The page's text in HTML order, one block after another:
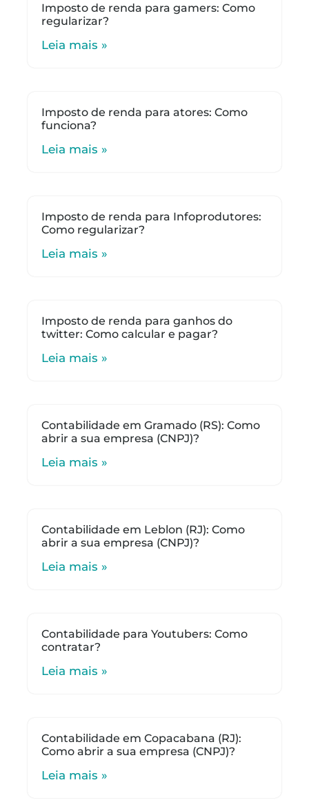
Imposto de renda para gamers: Como
regularizar?
Leia mais »
Imposto de renda para atores: Como
funciona?
Leia mais »
Imposto de renda para Infoprodutores:
Como regularizar?
Leia mais »
Imposto de renda para ganhos do
twitter: Como calcular e pagar?
Leia mais »
Contabilidade em Gramado (RS): Como
abrir a sua empresa (CNPJ)?
Leia mais »
Contabilidade em Leblon (RJ): Como
abrir a sua empresa (CNPJ)?
Leia mais »
Contabilidade para Youtubers: Como
contratar?
Leia mais »
Contabilidade em Copacabana (RJ):
Como abrir a sua empresa (CNPJ)?
Leia mais »